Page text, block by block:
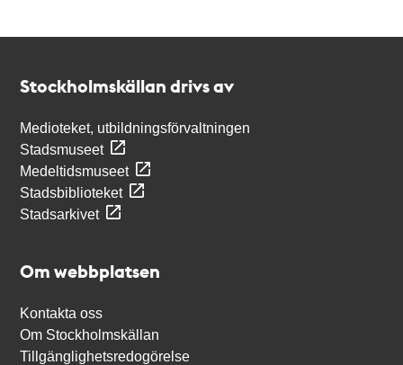
Stockholmskällan drivs av
Medioteket, utbildningsförvaltningen
Stadsmuseet
Medeltidsmuseet
Stadsbiblioteket
Stadsarkivet
Om webbplatsen
Kontakta oss
Om Stockholmskällan
Tillgänglighetsredogörelse